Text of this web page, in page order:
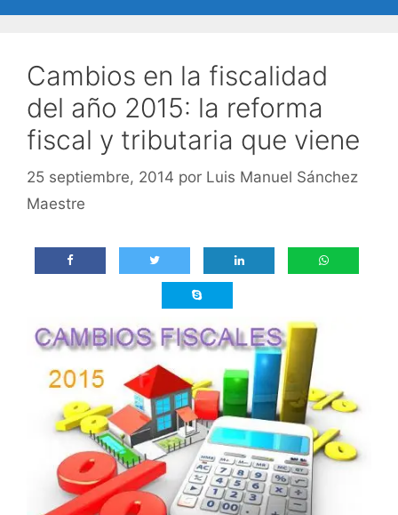
Cambios en la fiscalidad
del año 2015: la reforma
fiscal y tributaria que viene
25 septiembre, 2014 por Luis Manuel Sánchez
Maestre